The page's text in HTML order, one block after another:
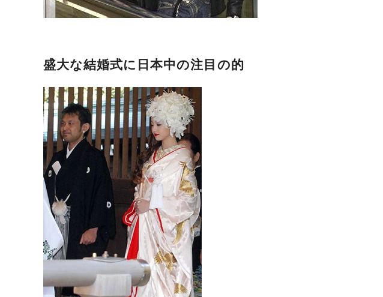
盛大な結婚式に日本中の注目の的